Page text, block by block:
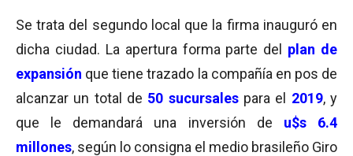
Se trata del segundo local que la firma inauguró en
dicha ciudad. La apertura forma parte del plan de
expansión que tiene trazado la compañía en pos de
alcanzar un total de 50 sucursalespara el 2019, y
que le demandará una inversión de u$s 6.4
millones, según lo consigna el medio brasileño Giro